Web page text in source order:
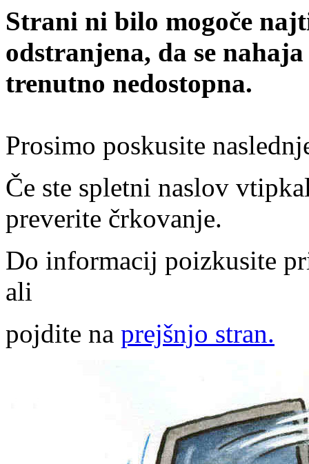
Strani ni bilo mogoče
odstranjena, da se
trenutno nedostopna.
Prosimo poskusite
Če ste spletni naslov
preverite črkovanje.
Do informacij poizkusite
ali
pojdite na prejšnjo stran.